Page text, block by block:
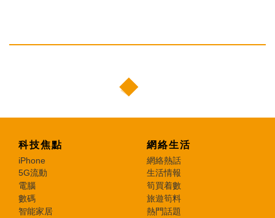
科技焦點
iPhone
5G流動
電腦
數碼
智能家居
網絡生活
網絡熱話
生活情報
筍買着數
旅遊筍料
熱門話題